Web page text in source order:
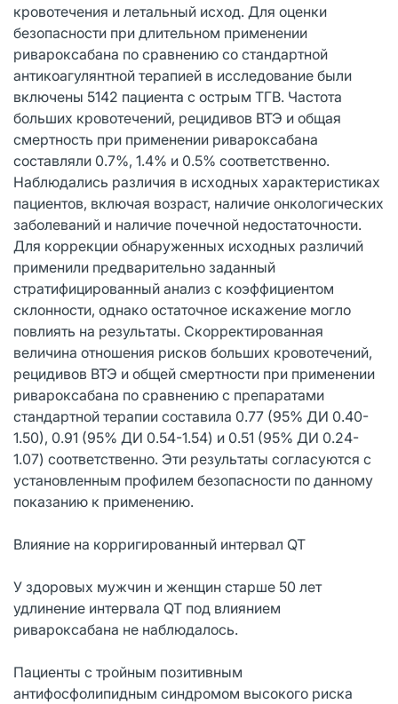
кровотечения и летальный исход. Для оценки
безопасности при длительном применении
ривароксабана по сравнению со стандартной
антикоагулянтной терапией в исследование были
включены 5142 пациента с острым ТГВ. Частота
больших кровотечений, рецидивов ВТЭ и общая
смертность при применении ривароксабана
составляли 0.7%, 1.4% и 0.5% соответственно.
Наблюдались различия в исходных характеристиках
пациентов, включая возраст, наличие онкологических
заболеваний и наличие почечной недостаточности.
Для коррекции обнаруженных исходных различий
применили предварительно заданный
стратифицированный анализ с коэффициентом
склонности, однако остаточное искажение могло
повлиять на результаты. Скорректированная
величина отношения рисков больших кровотечений,
рецидивов ВТЭ и общей смертности при применении
ривароксабана по сравнению с препаратами
стандартной терапии составила 0.77 (95% ДИ 0.40-
1.50), 0.91 (95% ДИ 0.54-1.54) и 0.51 (95% ДИ 0.24-
1.07) соответственно. Эти результаты согласуются с
установленным профилем безопасности по данному
показанию к применению.
Влияние на корригированный интервал QT
У здоровых мужчин и женщин старше 50 лет
удлинение интервала QT под влиянием
ривароксабана не наблюдалось.
Пациенты с тройным позитивным
антифосфолипидным синдромом высокого риска